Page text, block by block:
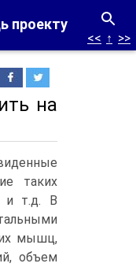
проекту
<< ↑ >>
на
таких
и т.д. В
их мышц,
объем